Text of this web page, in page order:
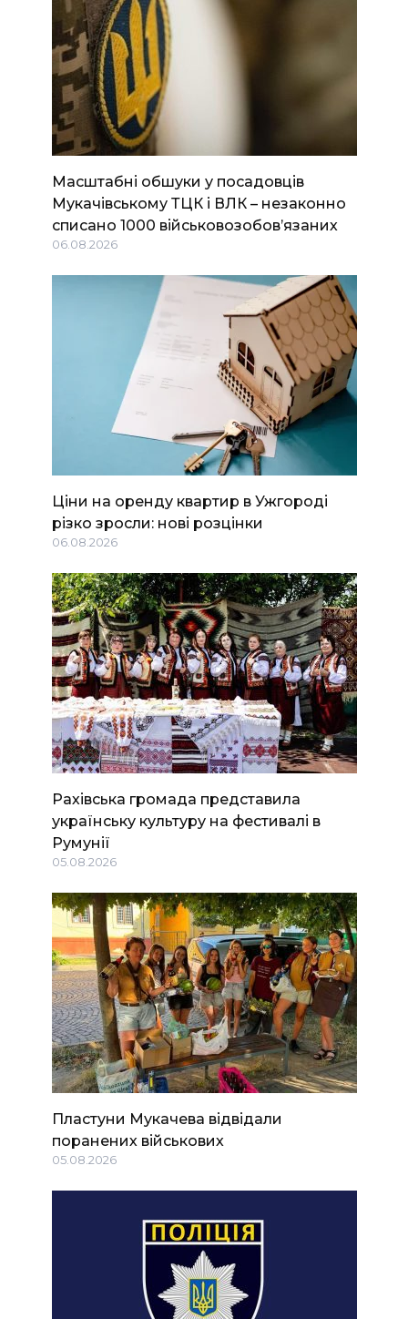
Масштабні обшуки у посадовців
Мукачівському ТЦК і ВЛК – незаконно
списано 1000 військовозобов’язаних
06.08.2026
Ціни на оренду квартир в Ужгороді
різко зросли: нові розцінки
06.08.2026
Рахівська громада представила
українську культуру на фестивалі в
Румунії
05.08.2026
Пластуни Мукачева відвідали
поранених військових
05.08.2026